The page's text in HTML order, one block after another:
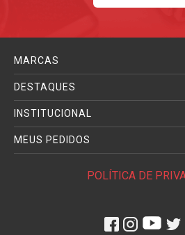
MARCAS
DESTAQUES
INSTITUCIONAL
MEUS PEDIDOS
POLÍTICA DE